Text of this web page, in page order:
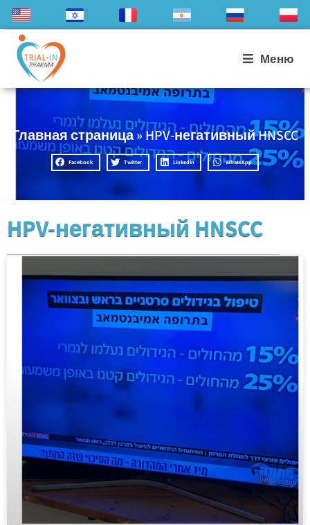
Меню
Главная страница»HPV-негативный HNSCC
Facebook Twitter LinkedIn WhatsApp
HPV-негативный HNSCC